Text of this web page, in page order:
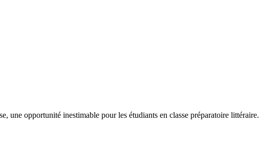
une opportunité inestimable pour les étudiants en classe préparatoire littéraire.